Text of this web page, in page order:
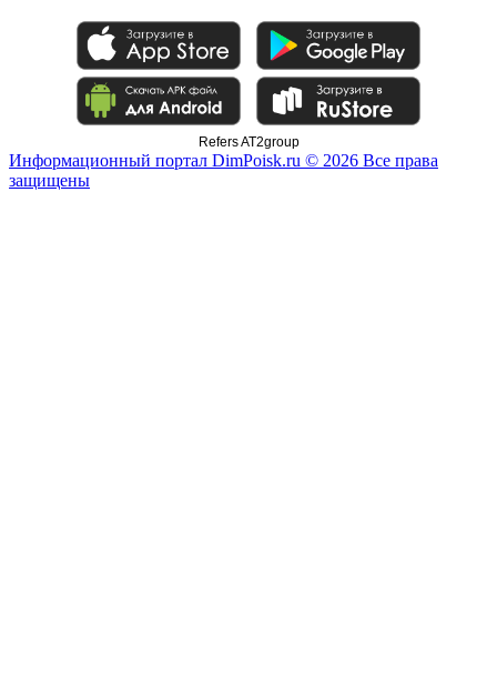
Refers AT2group
Информационный портал DimPoisk.ru © 2026 Все права
защищены